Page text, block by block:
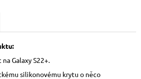
Galaxy S22+.
silikonovému krytu o něco